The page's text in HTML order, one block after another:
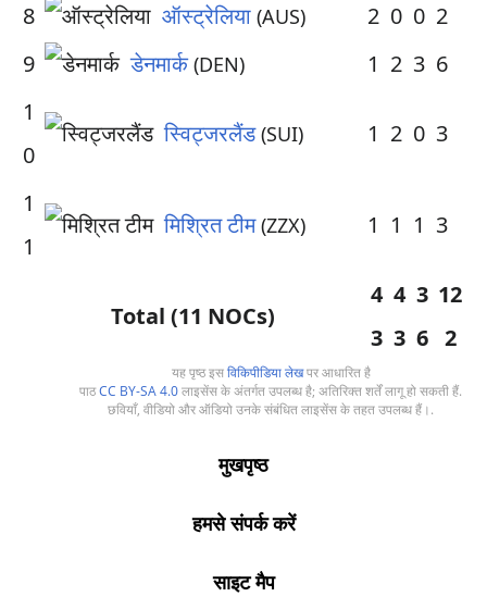
8
ऑस्ट्रेलिया (AUS) 2 0 0 2
9
डेनमार्क (DEN) 1 2 3 6
1
0
स्विट्जरलैंड (SUI) 1 2 0 3
1
1
मिश्रित टीम (ZZX) 1 1 1 3
Total (11 NOCs)
4
3
4
3
3
6
12
2
यह पृष्ठ इसविकिपीडिया लेखपर आधारित है
पाठCC BY-SA 4.0लाइसेंस के अंतर्गत उपलब्ध है; अतिरिक्त शर्तें लागू हो सकती हैं.
छवियाँ, वीडियो और ऑडियो उनके संबंधित लाइसेंस के तहत उपलब्ध हैं।.
मुखपृष्ठ
हमसे संपर्क करें
साइट मैप